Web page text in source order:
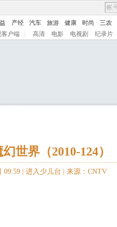
产经 汽车 旅游 健康 时尚 三农
客户端 高清 电影 电视剧 纪录片
世界（2010-124）
09:59 | 进入少儿台 来源：CNTV